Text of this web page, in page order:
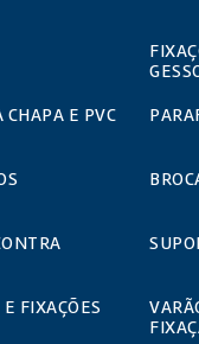
CHAPA E PVC
FIXAÇÕES